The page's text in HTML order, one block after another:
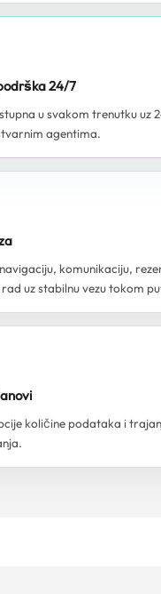
24/7
u svakom trenutku uz
agentima.
komunikaciju,
uz stabilnu vezu tokom
količine podataka i